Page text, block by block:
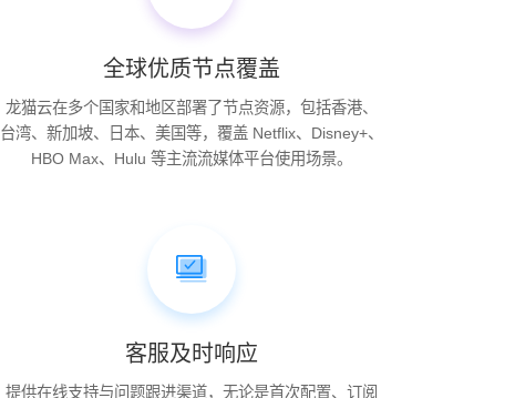
全球优质节点覆盖
龙猫云在多个国家和地区部署了节点资源，包括香港、
台湾、新加坡、日本、美国等，覆盖 Netflix、Disney+、
HBO Max、Hulu 等主流流媒体平台使用场景。
客服及时响应
提供在线支持与问题跟进渠道，无论是首次配置、订阅